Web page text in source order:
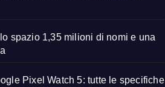
spazio 1,35 milioni di nomi e una
Pixel Watch 5: tutte le specifiche